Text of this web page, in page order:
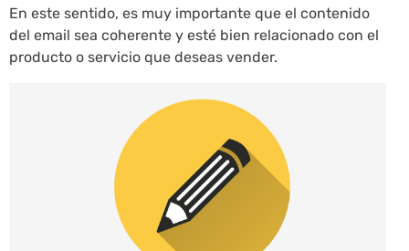
En este sentido, es muy importante que el contenido
del email sea coherente y esté bien relacionado con el
producto o servicio que deseas vender.